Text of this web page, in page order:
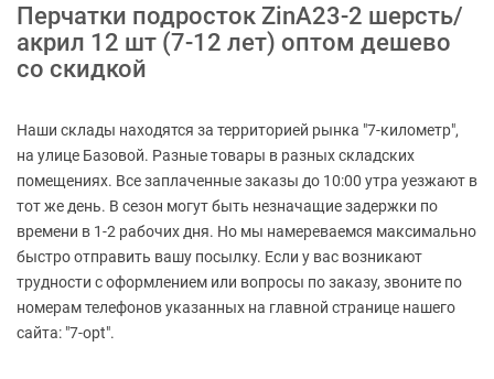
Перчатки подросток ZinA23-2 шерсть/
акрил 12 шт (7-12 лет) оптом дешево
со скидкой
Наши склады находятся за территорией рынка "7-километр",
на улице Базовой. Разные товары в разных складских
помещениях. Все заплаченные заказы до 10:00 утра уезжают в
тот же день. В сезон могут быть незначащие задержки по
времени в 1-2 рабочих дня. Но мы намереваемся максимально
быстро отправить вашу посылку. Если у вас возникают
трудности с оформлением или вопросы по заказу, звоните по
номерам телефонов указанных на главной странице нашего
сайта: "7-opt".